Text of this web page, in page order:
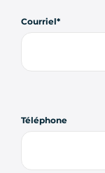
Courriel
Téléphone